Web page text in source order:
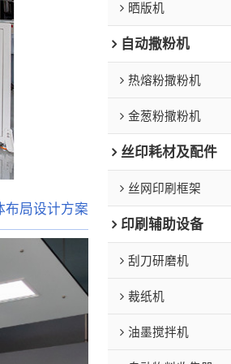
布局设计方案
晒版机
自动撒粉机
热熔粉撒粉机
金葱粉撒粉机
丝印耗材及配件
丝网印刷框架
印刷辅助设备
刮刀研磨机
裁纸机
油墨搅拌机